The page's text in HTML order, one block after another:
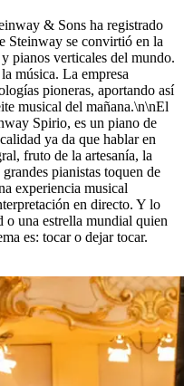
⁠&⁠ Sons ha registrado
Steinway se convirtió en la
pianos verticales del mundo.
música. La empresa
pioneras, aportando así
musical del mañana.\n\nEl
Spirio, es un piano de
ya da que hablar en
fruto de la artesanía, la
pianistas toquen de
experiencia musical
en directo. Y lo
o una estrella mundial quien
es: tocar o dejar tocar.